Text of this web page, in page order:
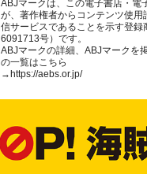
ABJマークは、この電子書店・電
が、著作権者からコンテンツ使用
信サービスであることを示す登録
6091713号）です。
ABJマークの詳細、ABJマークを
の一覧はこちら
→https://aebs.or.jp/